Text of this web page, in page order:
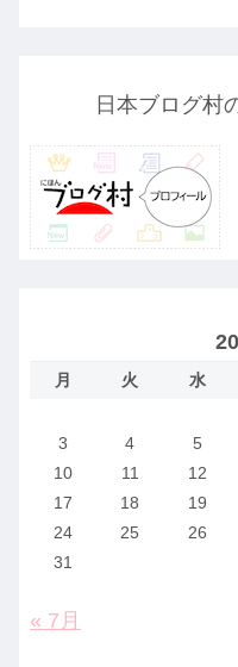
日本ブログ村
月 火 水
3
4 5
10
11 12
17
18 19
24
25 26
31
« 7月